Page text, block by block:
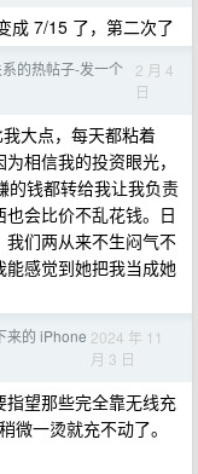
成 7/15 了，第二次了
的热帖子-发一个
2 月 4
日
大点，每天都粘着
相信我的投资眼光，
的钱都转给我让我负责
会比价不乱花钱。日
们两从来不生闷气不
感觉到她把我当成她
来的 iPhone 2024 年 11
月 3 日
望那些完全靠无线充
微一烫就充不动了。